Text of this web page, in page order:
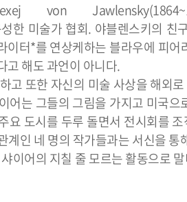
von
미술가 협회. 야블렌스키의 친
터*를 연상케하는 블라우에 피어
고 해도 과언이 아니다.
또한 자신의 미술 사상을 해외
는 그들의 그림을 가지고 미국
도시를 두루 돌면서 전시회를
인 네 명의 작가들과는 서신을 통
이어의 지칠 줄 모르는 활동으로